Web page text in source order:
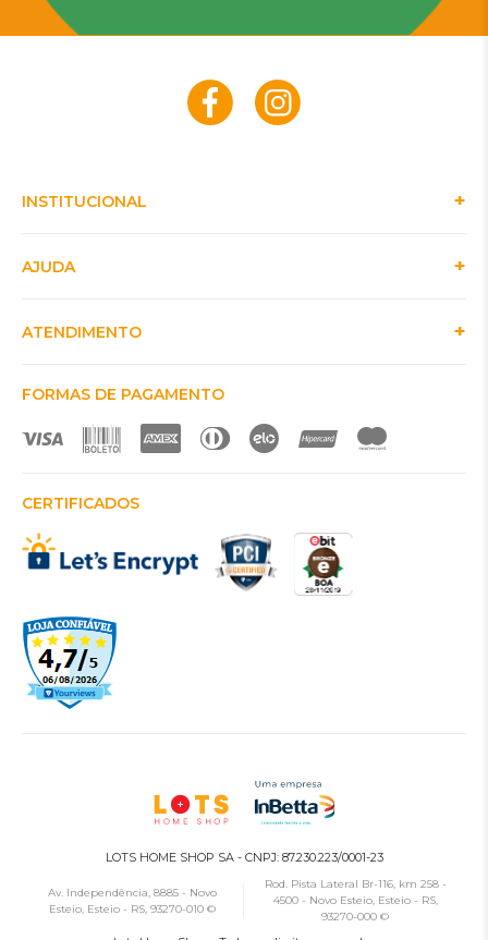
INSTITUCIONAL
AJUDA
ATENDIMENTO
FORMAS DE PAGAMENTO
CERTIFICADOS
LOTS HOME SHOP SA - CNPJ: 87.230.223/0001-23
Av. Independência, 8885 - Novo
Esteio, Esteio - RS, 93270-010 ©
Rod. Pista Lateral Br-116, km 258 -
4500 - Novo Esteio, Esteio - RS,
93270-000 ©